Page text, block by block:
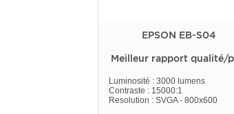
EPSON EB-S04
Meilleur rapport qualité/
Luminosité : 3000 lumens
Contraste : 15000:1
Resolution : SVGA - 800x600